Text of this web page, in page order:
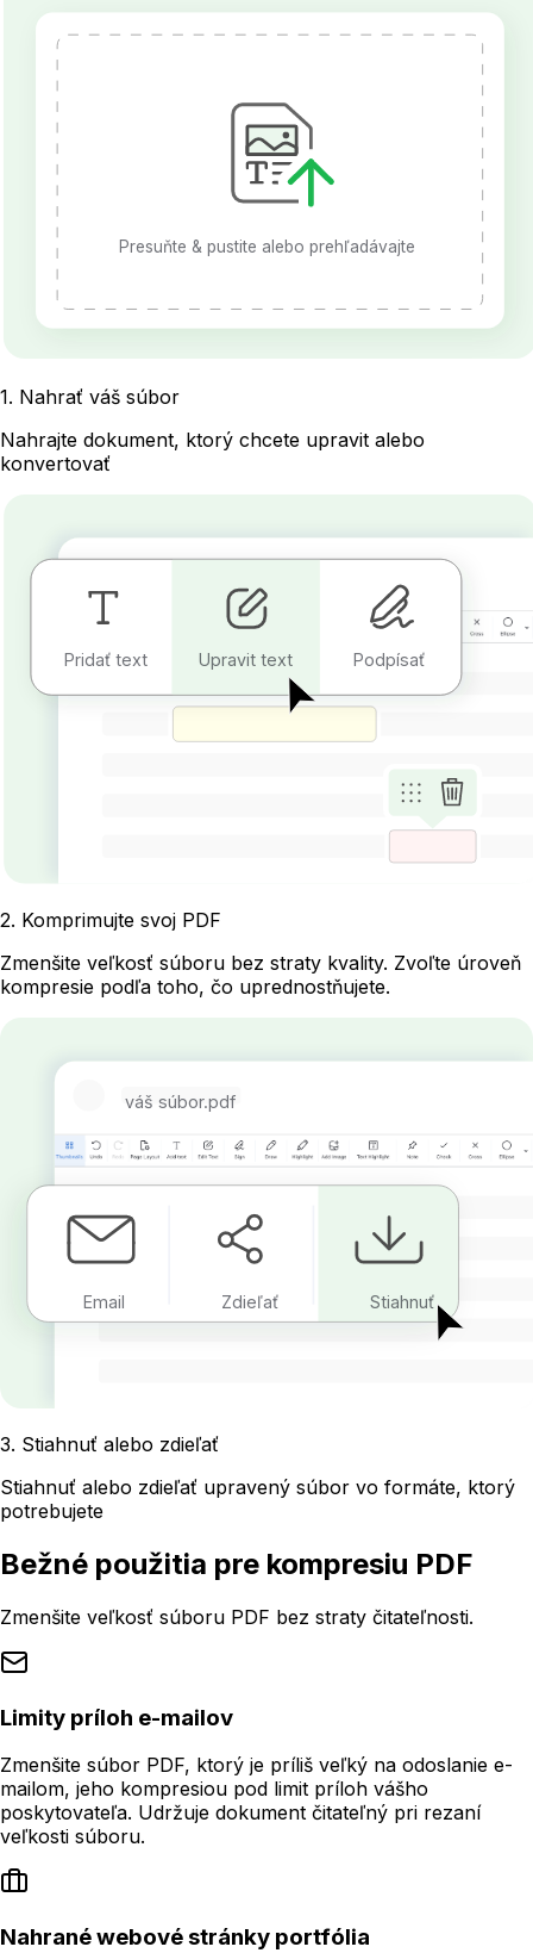
Presuňte & pustite alebo prehľadávajte
1. Nahrať váš súbor
Nahrajte dokument, ktorý chcete upravit alebo
konvertovať
Pridať text Upravit text Podpísať
2. Komprimujte svoj PDF
Zmenšite veľkosť súboru bez straty kvality. Zvoľte úroveň
kompresie podľa toho, čo uprednostňujete.
váš súbor.pdf
Email Zdieľať Stiahnuť
3. Stiahnuť alebo zdieľať
Stiahnuť alebo zdieľať upravený súbor vo formáte, ktorý
potrebujete
Bežné použitia pre kompresiu PDF
Zmenšite veľkosť súboru PDF bez straty čitateľnosti.
Limity príloh e-mailov
Zmenšite súbor PDF, ktorý je príliš veľký na odoslanie e-
mailom, jeho kompresiou pod limit príloh vášho
poskytovateľa. Udržuje dokument čitateľný pri rezaní
veľkosti súboru.
Nahrané webové stránky portfólia